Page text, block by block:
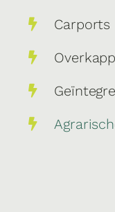
Carports